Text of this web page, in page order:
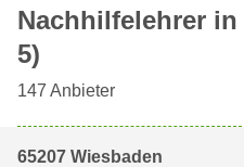
Nachhilfelehrer in
5)
147 Anbieter
65207 Wiesbaden